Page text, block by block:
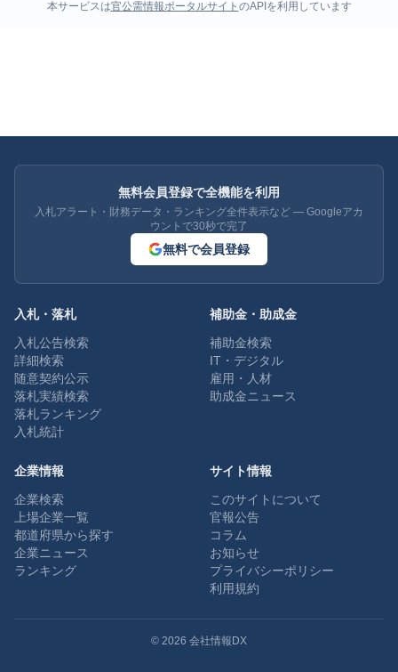
本サービスは官公需情報ポータルサイト のAPIを利用しています
無料会員登録で全機能を利用
入札アラート・財務データ・ランキング全件表示など — Googleアカ
ウントで30秒で完了
無料で会員登録
入札・落札
入札公告検索
詳細検索
随意契約公示
落札実績検索
落札ランキング
入札統計
補助金・助成金
補助金検索
IT・デジタル
雇用・人材
助成金ニュース
企業情報
企業検索
上場企業一覧
都道府県から探す
企業ニュース
ランキング
サイト情報
このサイトについて
官報公告
コラム
お知らせ
プライバシーポリシー
利用規約
© 2026 会社情報DX